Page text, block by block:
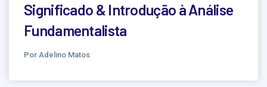
Significado & Introdução à Análise
Fundamentalista
Por Adelino Matos